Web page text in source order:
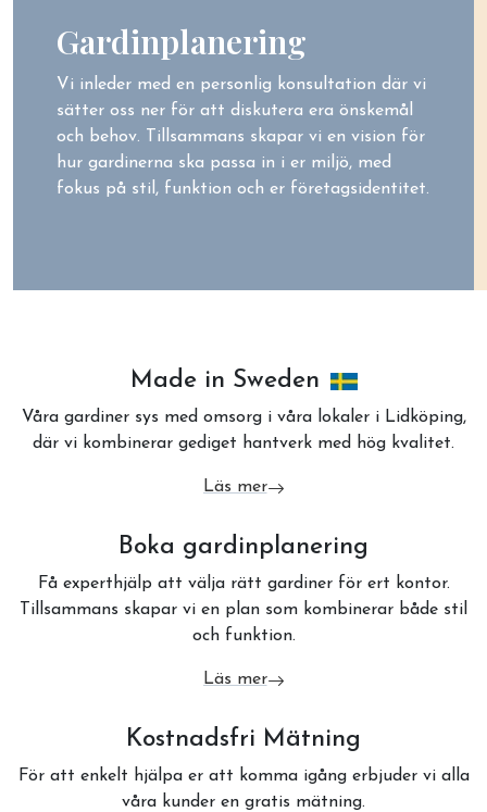
Gardinplanering
Vi inleder med en personlig konsultation där vi
sätter oss ner för att diskutera era önskemål
och behov. Tillsammans skapar vi en vision för
hur gardinerna ska passa in i er miljö, med
fokus på stil, funktion och er företagsidentitet.
Made in Sweden
Våra gardiner sys med omsorg i våra lokaler i Lidköping,
där vi kombinerar gediget hantverk med hög kvalitet.
Läs mer
om Made in Sweden
Boka gardinplanering
Få experthjälp att välja rätt gardiner för ert kontor.
Tillsammans skapar vi en plan som kombinerar både stil
och funktion.
Läs mer
om Boka gardinplanering
Kostnadsfri Mätning
För att enkelt hjälpa er att komma igång erbjuder vi alla
våra kunder en gratis mätning.